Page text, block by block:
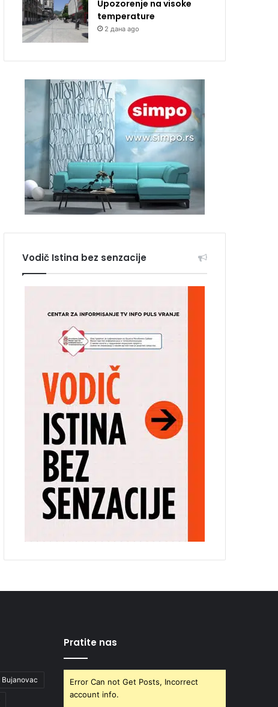
Upozorenje na visoke
temperature
2 дана ago
Vodič Istina bez senzacije
Bujanovac
Pratite nas
Error Can not Get Posts, Incorrect
account info.